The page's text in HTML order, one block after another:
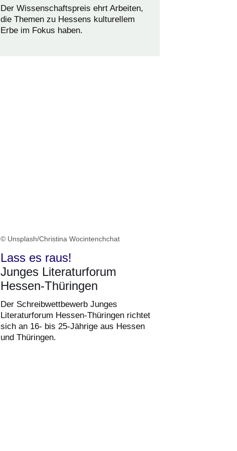
Der Wissenschaftspreis ehrt Arbeiten,
die Themen zu Hessens kulturellem
Erbe im Fokus haben.
© Unsplash/Christina Wocintenchchat
Lass es raus!
Junges Literaturforum
Hessen-Thüringen
Der Schreibwettbewerb Junges
Literaturforum Hessen-Thüringen richtet
sich an 16- bis 25-Jährige aus Hessen
und Thüringen.